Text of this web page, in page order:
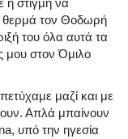
η στιγμή να
θερμά τον Θοδωρή
του όλα αυτά τα
μου στον Όμιλο
μαζί και με
Απλά μπαίνουν
υπό την ηγεσία